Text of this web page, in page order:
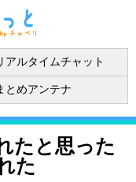
アルタイムチャット
とめアンテナ
たと思った
た